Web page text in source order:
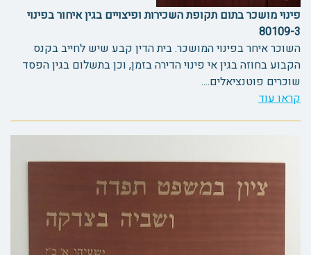
פינוי מושכר בתום תקופת השכירות ופיצויים בגין איחור בפינוי
80109-3
השוכר איחר בפינוי המושכר. בית הדין קבע שיש לחייב בקנס
הקבוע בחוזה בגין אי פינוי הדירה בזמן, וכן בתשלום בגין הפסד
שוכרים פוטנציאלים....
קראו עוד